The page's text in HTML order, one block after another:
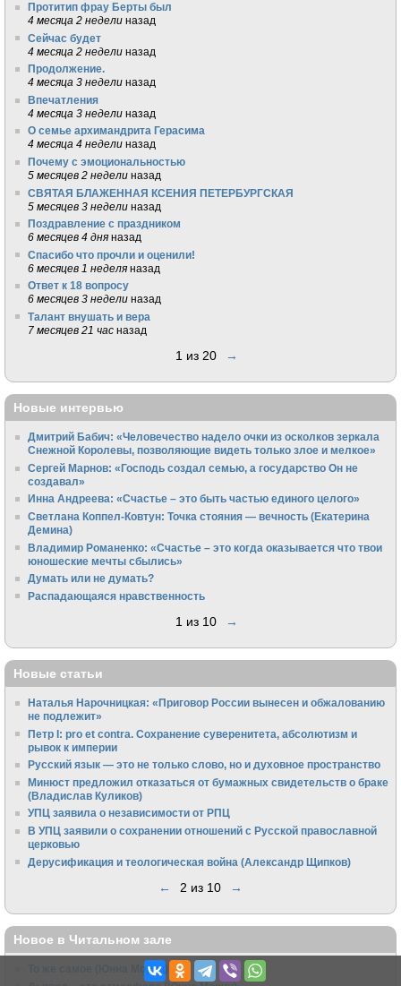
Протитип фрау Берты был
4 месяца 2 недели назад
Сейчас будет
4 месяца 2 недели назад
Продолжение.
4 месяца 3 недели назад
Впечатления
4 месяца 3 недели назад
О семье архимандрита Герасима
4 месяца 4 недели назад
Почему с эмоциональностью
5 месяцев 2 недели назад
СВЯТАЯ БЛАЖЕННАЯ КСЕНИЯ ПЕТЕРБУРГСКАЯ
5 месяцев 3 недели назад
Поздравление с праздником
6 месяцев 4 дня назад
Спасибо что прочли и оценили!
6 месяцев 1 неделя назад
Ответ к 18 вопросу
6 месяцев 3 недели назад
Талант внушать и вера
7 месяцев 21 час назад
1 из 20 →
Новые интервью
Дмитрий Бабич: «Человечество надело очки из осколков зеркала
Снежной Королевы, позволяющие видеть только злое и мелкое»
Сергей Марнов: «Господь создал семью, а государство Он не
создавал»
Инна Андреева: «Счастье – это быть частью единого целого»
Светлана Коппел-Ковтун: Точка стояния — вечность (Екатерина
Демина)
Владимир Романенко: «Счастье – это когда оказывается что твои
юношеские мечты сбылись»
Думать или не думать?
Распадающаяся нравственность
1 из 10 →
Новые статьи
Наталья Нарочницкая: «Приговор России вынесен и обжалованию
не подлежит»
Петр I: pro et contra. Сохранение суверенитета, абсолютизм и
рывок к империи
Русский язык — это не только слово, но и духовное пространство
Минюст предложил отказаться от бумажных свидетельств о браке
(Владислав Куликов)
УПЦ заявила о независимости от РПЦ
В УПЦ заявили о сохранении отношений с Русской православной
церковью
Дерусификация и теологическая война (Александр Щипков)
← 2 из 10 →
Новое в Читальном зале
То же самое (Юнна Мориц)